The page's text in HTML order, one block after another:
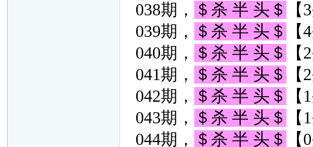
038期，
＄杀 半 头＄
039期，
＄杀 半 头＄
040期，
＄杀 半 头＄
041期，
＄杀 半 头＄
042期，
＄杀 半 头＄
043期，
＄杀 半 头＄
044期，
＄杀 半 头＄